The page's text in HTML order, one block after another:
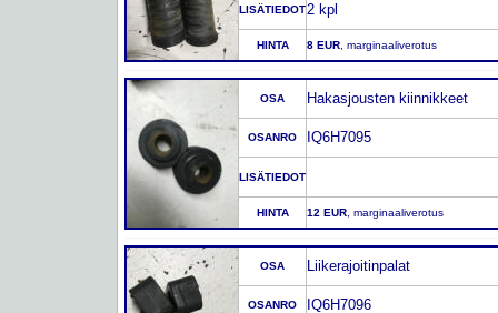
LISÄTIEDOT2 kpl
HINTA 8 EUR , marginaaliverotus
OSA Hakasjousten kiinnikkeet
OSANRO IQ6H7095
LISÄTIEDOT
HINTA 12 EUR , marginaaliverotus
OSA Liikerajoitinpalat
OSANRO IQ6H7096